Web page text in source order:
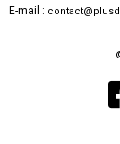
E-mail :